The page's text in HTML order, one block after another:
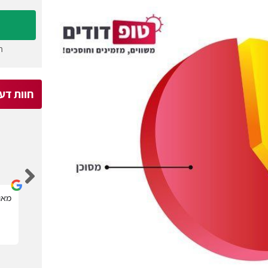
חוות
Michael Kagan
קל מאוד לבחור בעל מקצוע הדרוש.